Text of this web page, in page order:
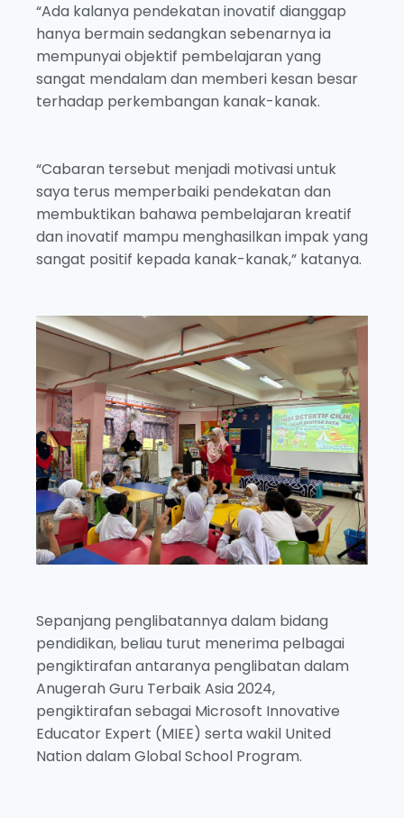
“Ada kalanya pendekatan inovatif dianggap
hanya bermain sedangkan sebenarnya ia
mempunyai objektif pembelajaran yang
sangat mendalam dan memberi kesan besar
terhadap perkembangan kanak-kanak.
“Cabaran tersebut menjadi motivasi untuk
saya terus memperbaiki pendekatan dan
membuktikan bahawa pembelajaran kreatif
dan inovatif mampu menghasilkan impak yang
sangat positif kepada kanak-kanak,” katanya.
Sepanjang penglibatannya dalam bidang
pendidikan, beliau turut menerima pelbagai
pengiktirafan antaranya penglibatan dalam
Anugerah Guru Terbaik Asia 2024,
pengiktirafan sebagai Microsoft Innovative
Educator Expert (MIEE) serta wakil United
Nation dalam Global School Program.